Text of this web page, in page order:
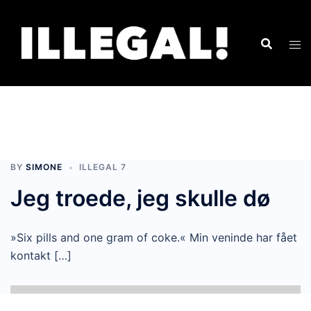
BY SIMONE ILLEGAL 7
Jeg troede, jeg skulle dø
»Six pills and one gram of coke.« Min veninde har fået
kontakt […]